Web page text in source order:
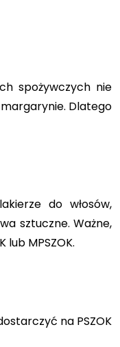
spożywczych nie
Dlatego
do włosów,
sztuczne. Ważne,
MPSZOK.
na PSZOK